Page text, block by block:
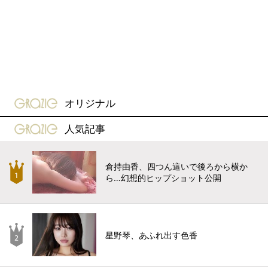
gravure-grazie
オリジナル
gravure-grazie
人気記事
倉持由香、四つん這いで後ろから横か
ら…幻想的ヒップショット公開
星野琴、あふれ出す色香